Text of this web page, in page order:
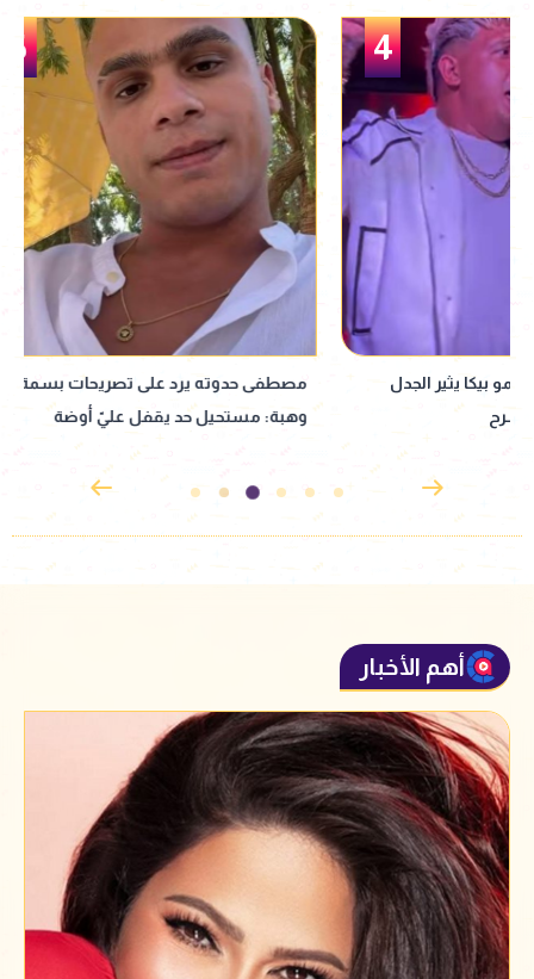
5
مصطفى حدوته يرد على تصريحات بسمة
وهبة: مستحيل حد يقفل عليّ أوضة
بالطريقة دي وأعديها
بيوصلها
يحتفل بزفاف
أهم الأخبار